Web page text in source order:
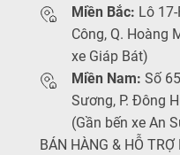
Miền Bắc: Lô
Công, Q. Hoàng
xe Giáp Bát)
Miền Nam: Số
Sương, P. Đông
(Gần bến xe An
BÁN HÀNG & HỖ